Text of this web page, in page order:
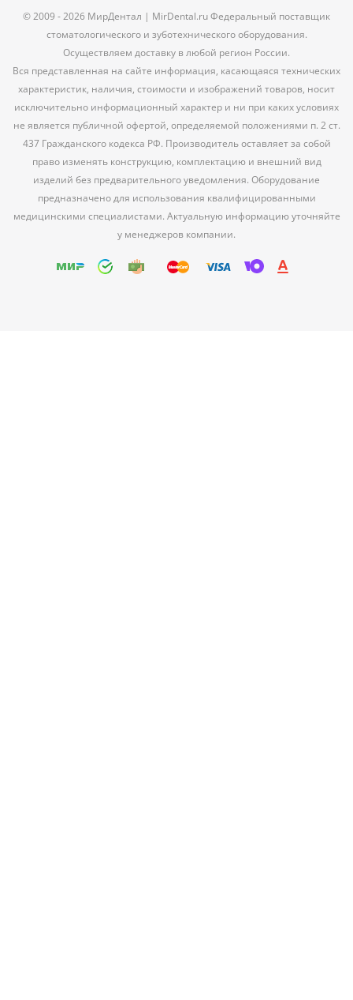
© 2009 - 2026 МирДентал | MirDental.ru Федеральный поставщик
стоматологического и зуботехнического оборудования.
Осуществляем доставку в любой регион России.
Вся представленная на сайте информация, касающаяся технических
характеристик, наличия, стоимости и изображений товаров, носит
исключительно информационный характер и ни при каких условиях
не является публичной офертой, определяемой положениями п. 2 ст.
437 Гражданского кодекса РФ. Производитель оставляет за собой
право изменять конструкцию, комплектацию и внешний вид
изделий без предварительного уведомления. Оборудование
предназначено для использования квалифицированными
медицинскими специалистами. Актуальную информацию уточняйте
у менеджеров компании.